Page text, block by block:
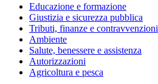
Educazione e formazione
Giustizia e sicurezza pubblica
Tributi, finanze e contravvenzioni
Ambiente
Salute, benessere e assistenza
Autorizzazioni
Agricoltura e pesca